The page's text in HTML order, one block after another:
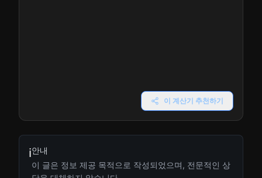
이 계산기 추천하기
ℹ️안내
이 글은 정보 제공 목적으로 작성되었으며, 전문적인 상